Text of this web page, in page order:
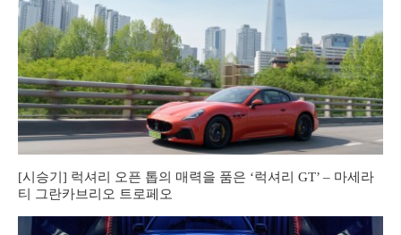
[시승기] 럭셔리 오픈 톱의 매력을 품은 ‘럭셔리 GT’ – 마세라
티 그란카브리오 트로페오